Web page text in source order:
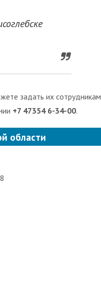
задать их сотрудникам
+7 47354 6-34-00.
области